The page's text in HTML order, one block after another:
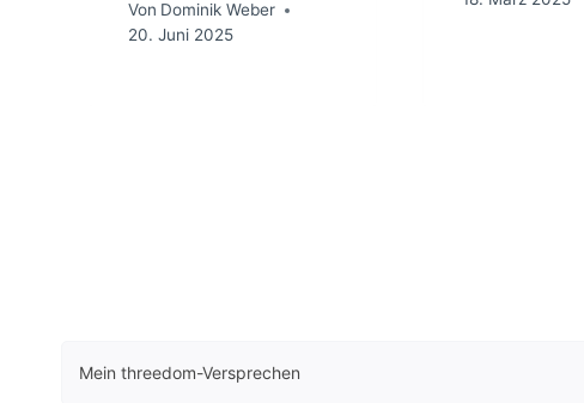
Von Dominik Weber
20. Juni 2025
Mein threedom-Versprechen